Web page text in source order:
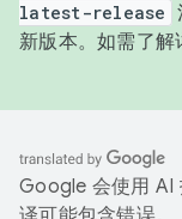
latest-release
新版本。如需了解
Google 会使用 AI